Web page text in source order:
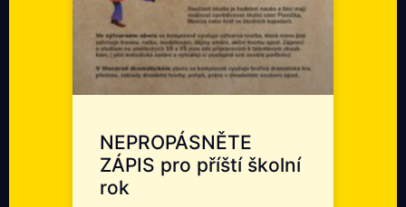
NEPROPÁSNĚTE
ZÁPIS pro příští školní
rok